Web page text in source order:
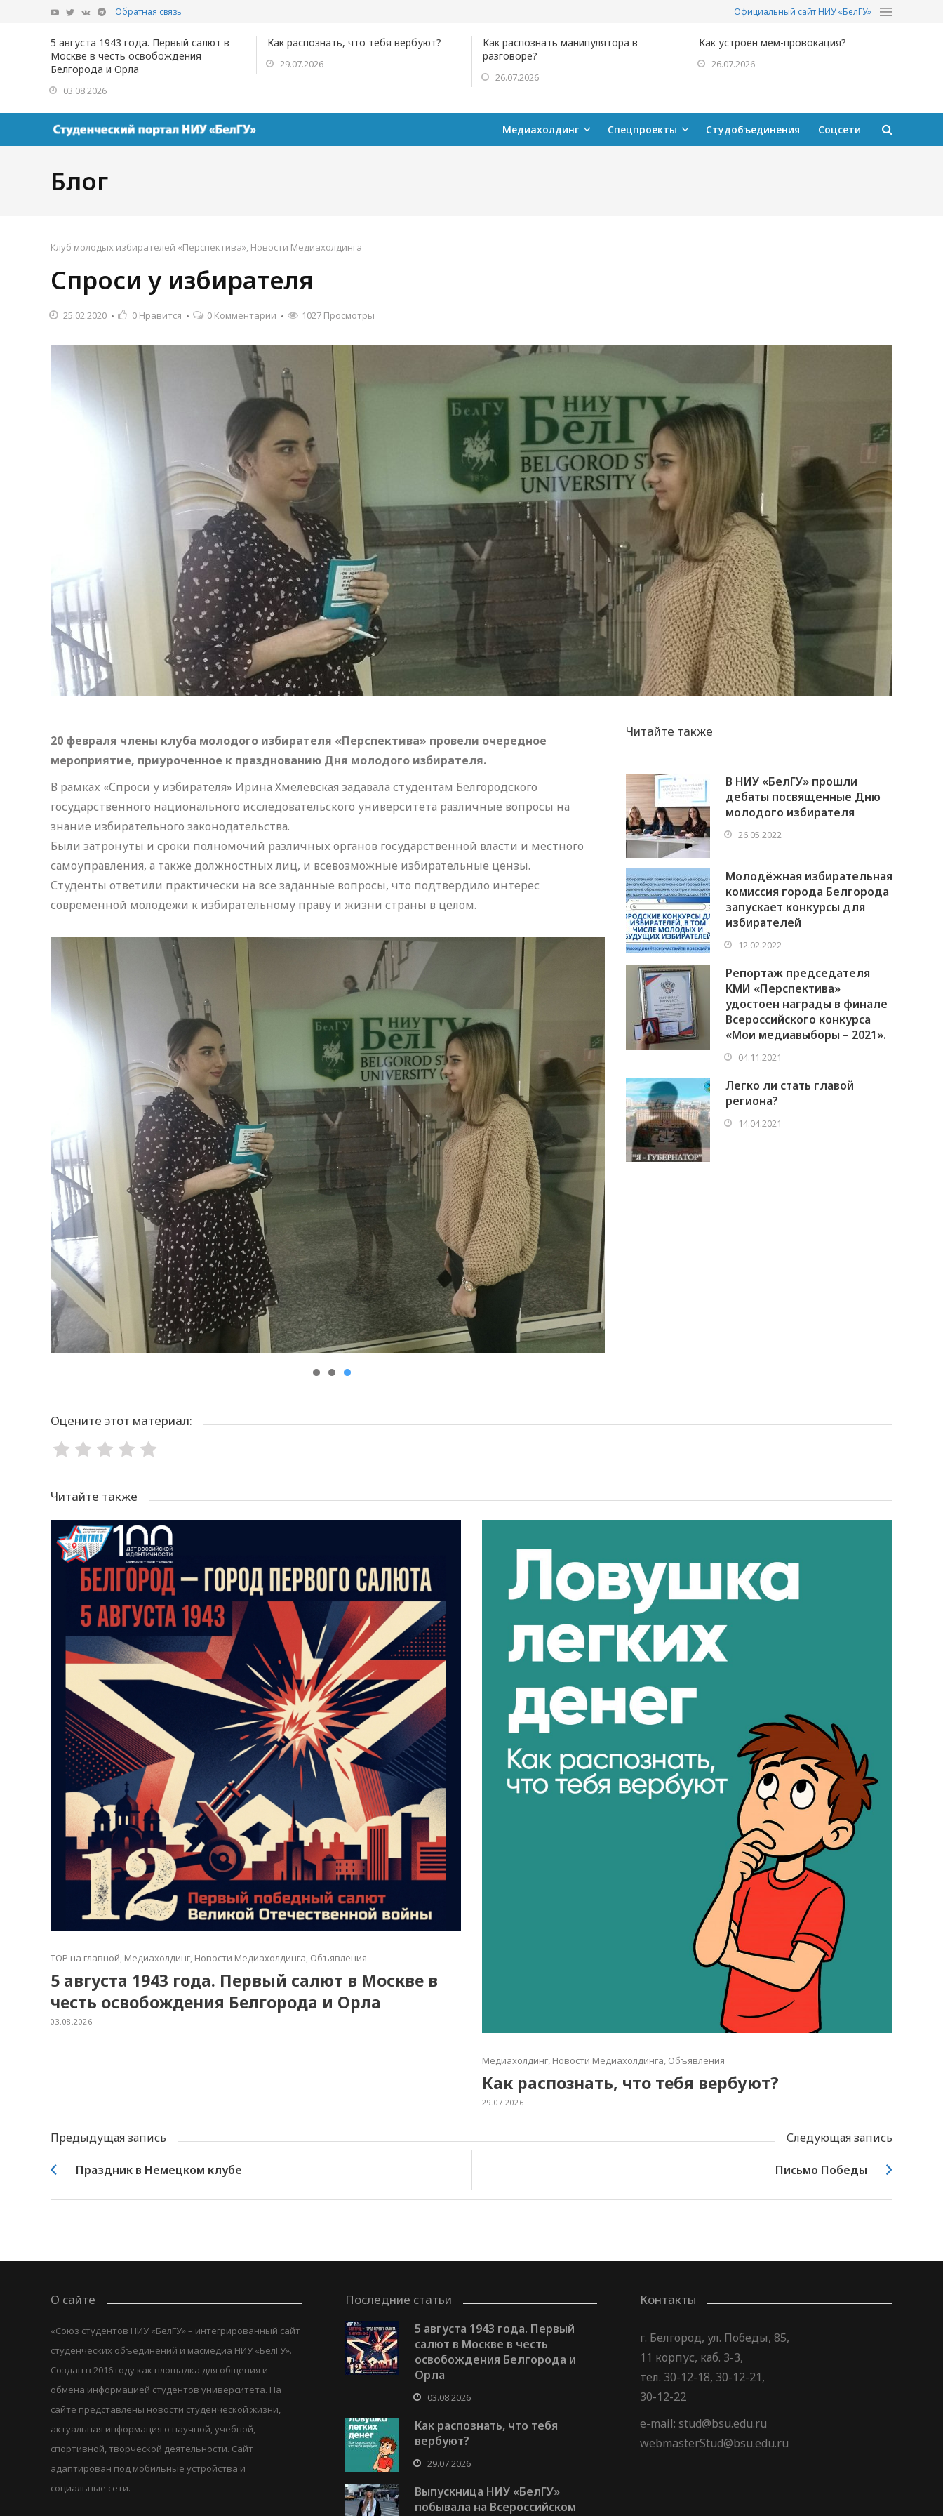
Обратная связь Официальный сайт НИУ «БелГУ»
5 августа 1943 года. Первый салют в
Москве в честь освобождения
Белгорода и Орла
03.08.2026
Как распознать, что тебя вербуют?
29.07.2026
Как распознать манипулятора в
разговоре?
26.07.2026
Как устроен мем-провокация?
26.07.2026
Медиахолдинг Спецпроекты Студобъединения Соцсети
Блог
Клуб молодых избирателей «Перспектива», Новости Медиахолдинга
Спроси у избирателя
25.02.2020 0 Нравится 0 Комментарии 1027 Просмотры
20 февраля члены клуба молодого избирателя «Перспектива» провели очередное
мероприятие, приуроченное к празднованию Дня молодого избирателя.
В рамках «Спроси у избирателя» Ирина Хмелевская задавала студентам Белгородского
государственного национального исследовательского университета различные вопросы на
знание избирательного законодательства.
Были затронуты и сроки полномочий различных органов государственной власти и местного
самоуправления, а также должностных лиц, и всевозможные избирательные цензы.
Студенты ответили практически на все заданные вопросы, что подтвердило интерес
современной молодежи к избирательному праву и жизни страны в целом.
Читайте также
В НИУ «БелГУ» прошли
дебаты посвященные Дню
молодого избирателя
26.05.2022
Молодёжная избирательная
комиссия города Белгорода
запускает конкурсы для
избирателей
12.02.2022
Репортаж председателя
КМИ «Перспектива»
удостоен награды в финале
Всероссийского конкурса
«Мои медиавыборы – 2021».
04.11.2021
Легко ли стать главой
региона?
14.04.2021
Оцените этот материал:
Читайте также
TOP на главной Медиахолдинг Новости Медиахолдинга Объявления
5 августа 1943 года. Первый салют в Москве в
честь освобождения Белгорода и Орла
03.08.2026
Медиахолдинг, Новости Медиахолдинга, Объявления
Как распознать, что тебя вербуют?
29.07.2026
Предыдущая запись Следующая запись
Праздник в Немецком клубе Письмо Победы
О сайте
«Союз студентов НИУ «БелГУ» – интегрированный сайт
студенческих объединений и масмедиа НИУ «БелГУ».
Создан в 2016 году как площадка для общения и
обмена информацией студентов университета. На
сайте представлены новости студенческой жизни,
актуальная информация о научной, учебной,
спортивной, творческой деятельности. Сайт
адаптирован под мобильные устройства и
социальные сети.
Последние статьи
5 августа 1943 года. Первый
салют в Москве в честь
освобождения Белгорода и
Орла
03.08.2026
Как распознать, что тебя
вербуют?
29.07.2026
Выпускница НИУ «БелГУ»
побывала на Всероссийском
Контакты
г. Белгород, ул. Победы, 85,
11 корпус, каб. 3-3,
тел. 30-12-18, 30-12-21,
30-12-22
e-mail: stud@bsu.edu.ru
webmasterStud@bsu.edu.ru